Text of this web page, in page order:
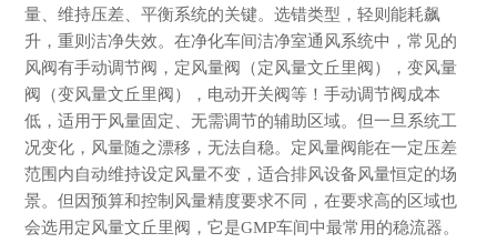
量、维持压差、平衡系统的关键。选错类型，轻则能耗飙
升，重则洁净失效。在净化车间洁净室通风系统中，常见的
风阀有手动调节阀，定风量阀（定风量文丘里阀），变风量
阀（变风量文丘里阀），电动开关阀等！手动调节阀成本
低，适用于风量固定、无需调节的辅助区域。但一旦系统工
况变化，风量随之漂移，无法自稳。定风量阀能在一定压差
范围内自动维持设定风量不变，适合排风设备风量恒定的场
景。但因预算和控制风量精度要求不同，在要求高的区域也
会选用定风量文丘里阀， 它是GMP车间中最常用的稳流器。